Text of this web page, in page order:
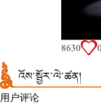
8630
0
འོས་སྦྱོར་ལེ་ཚན།
用户评论